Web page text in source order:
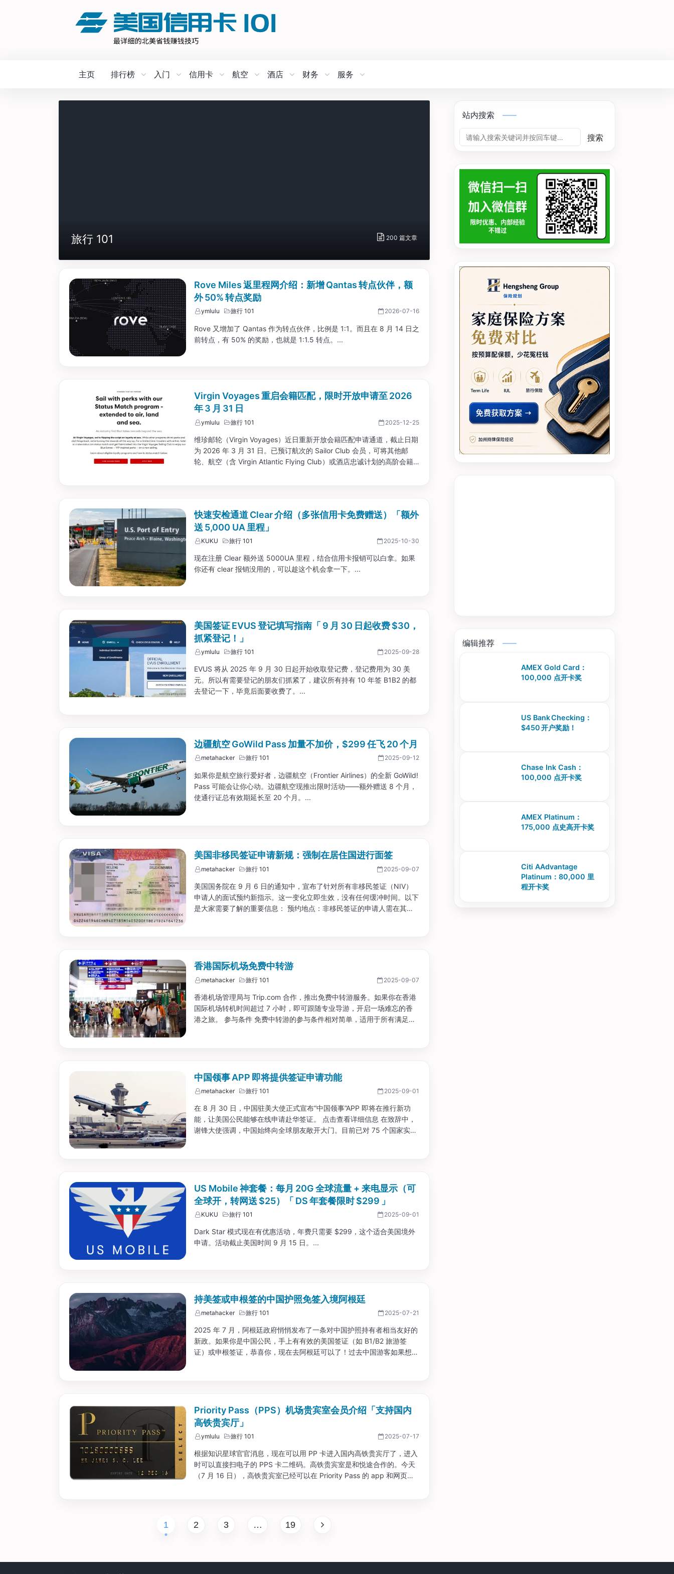
主页 排行榜 入门 信用卡 航空 酒店 财务 服务
旅行 101 200 篇文章
Rove Miles 返里程网介绍：新增 Qantas 转点伙伴，额
外 50% 转点奖励
ymlulu 旅行 101 2026-07-16
Rove 又增加了 Qantas 作为转点伙伴，比例是 1:1。而且在 8 月 14 日之
前转点，有 50% 的奖励，也就是 1:1.5 转点。...
Virgin Voyages 重启会籍匹配，限时开放申请至 2026
年 3 月 31 日
ymlulu 旅行 101 2025-12-25
维珍邮轮（Virgin Voyages）近日重新开放会籍匹配申请通道，截止日期
为 2026 年 3 月 31 日。已预订航次的 Sailor Club 会员，可将其他邮
轮、航空（含 Virgin Atlantic Flying Club）或酒店忠诚计划的高阶会籍
快速安检通道 Clear 介绍（多张信用卡免费赠送）「额外
送 5,000 UA 里程」
KUKU 旅行 101 2025-10-30
现在注册 Clear 额外送 5000UA 里程，结合信用卡报销可以白拿。如果
你还有 clear 报销没用的，可以趁这个机会拿一下。...
美国签证 EVUS 登记填写指南「 9 月 30 日起收费 $30，
抓紧登记！」
ymlulu 旅行 101 2025-09-28
EVUS 将从 2025 年 9 月 30 日起开始收取登记费，登记费用为 30 美
元。所以有需要登记的朋友们抓紧了，建议所有持有 10 年签 B1B2 的都
去登记一下，毕竟后面要收费了。...
边疆航空 GoWild Pass 加量不加价，$299 任飞 20 个月
metahacker 旅行 101 2025-09-12
如果你是航空旅行爱好者，边疆航空（Frontier Airlines）的全新 GoWild!
Pass 可能会让你心动。边疆航空现推出限时活动——额外赠送 8 个月，
使通行证总有效期延长至 20 个月。...
美国非移民签证申请新规：强制在居住国进行面签
metahacker 旅行 101 2025-09-07
美国国务院在 9 月 6 日的通知中，宣布了针对所有非移民签证（NIV）
申请人的面试预约新指示。这一变化立即生效，没有任何缓冲时间。以下
是大家需要了解的重要信息： 预约地点：非移民签证的申请人需在其国
香港国际机场免费中转游
metahacker 旅行 101 2025-09-07
香港机场管理局与 Trip.com 合作，推出免费中转游服务。如果你在香港
国际机场转机时间超过 7 小时，即可跟随专业导游，开启一场难忘的香
港之旅。 参与条件 免费中转游的参与条件相对简单，适用于所有满足以
中国领事 APP 即将提供签证申请功能
metahacker 旅行 101 2025-09-01
在 8 月 30 日，中国驻美大使正式宣布“中国领事”APP 即将在推行新功
能，让美国公民能够在线申请赴华签证。 点击查看详细信息 在致辞中，
谢锋大使强调，中国始终向全球朋友敞开大门。目前已对 75 个国家实施
US Mobile 神套餐：每月 20G 全球流量 + 来电显示（可
全球开，转网送 $25）「 DS 年套餐限时 $299 」
KUKU 旅行 101 2025-09-01
Dark Star 模式现在有优惠活动，年费只需要 $299，这个适合美国境外
申请。活动截止美国时间 9 月 15 日。...
持美签或申根签的中国护照免签入境阿根廷
metahacker 旅行 101 2025-07-21
2025 年 7 月，阿根廷政府悄悄发布了一条对中国护照持有者相当友好的
新政。如果你是中国公民，手上有有效的美国签证（如 B1/B2 旅游签
证）或申根签证，恭喜你，现在去阿根廷可以了！过去中国游客如果想去
Priority Pass（PPS）机场贵宾室会员介绍「支持国内
高铁贵宾厅」
ymlulu 旅行 101 2025-07-17
根据知识星球官官消息，现在可以用 PP 卡进入国内高铁贵宾厅了，进入
时可以直接扫电子的 PPS 卡二维码。高铁贵宾室是和悦途合作的。今天
（7 月 16 日），高铁贵宾室已经可以在 Priority Pass 的 app 和网页版
1 2 3 … 19
站内搜索
搜索
编辑推荐
AMEX Gold Card：
100,000 点开卡奖
US Bank Checking：
$450 开户奖励！
Chase Ink Cash：
100,000 点开卡奖
AMEX Platinum：
175,000 点史高开卡奖
Citi AAdvantage
Platinum：80,000 里
程开卡奖